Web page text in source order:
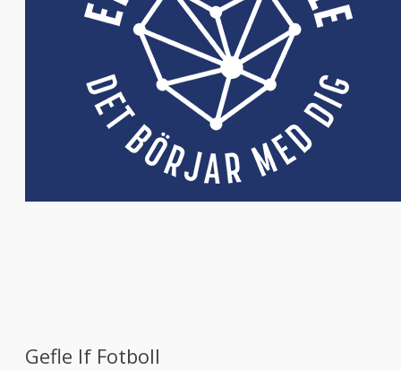
Gefle If Fotboll